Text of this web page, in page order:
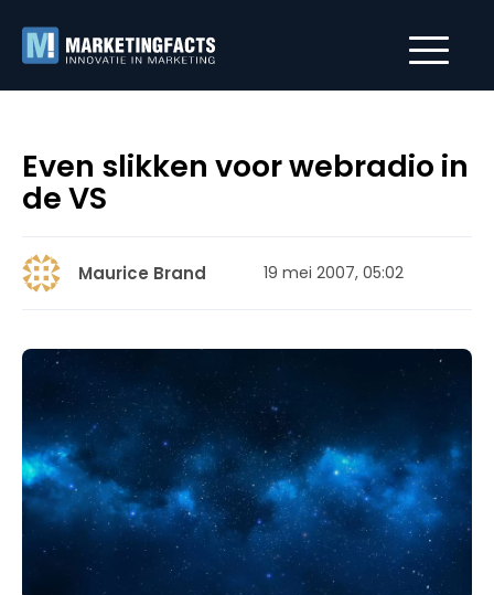
Even slikken voor webradio in
de VS
Maurice Brand 19 mei 2007, 05:02